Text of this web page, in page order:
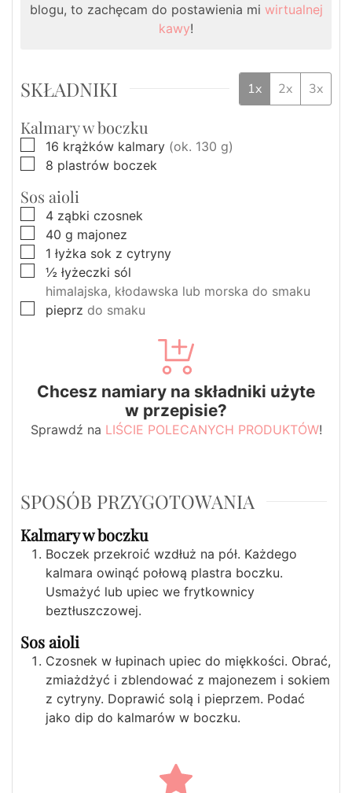
blogu, to zachęcam do postawienia mi wirtualnej
kawy!
SKŁADNIKI 1x 2x 3x
Kalmary w boczku
▢
16 krążków kalmary (ok. 130 g)
▢
8 plastrów boczek
Sos aioli
▢
4 ząbki czosnek
▢
40 g majonez
▢
1 łyżka sok z cytryny
▢
½ łyżeczki sól
himalajska, kłodawska lub morska do smaku
▢
pieprz do smaku
Chcesz namiary na składniki użyte
w przepisie?
Sprawdź na LIŚCIE POLECANYCH PRODUKTÓW!
SPOSÓB PRZYGOTOWANIA
Kalmary w boczku
Boczek przekroić wzdłuż na pół. Każdego
kalmara owinąć połową plastra boczku.
Usmażyć lub upiec we frytkownicy
beztłuszczowej.
Sos aioli
Czosnek w łupinach upiec do miękkości. Obrać,
zmiażdżyć i zblendować z majonezem i sokiem
z cytryny. Doprawić solą i pieprzem. Podać
jako dip do kalmarów w boczku.